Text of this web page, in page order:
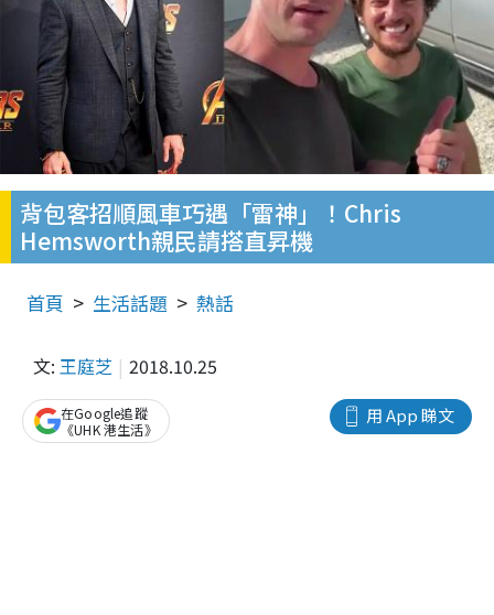
背包客招順風車巧遇「雷神」！Chris
Hemsworth親民請搭直昇機
首頁 生活話題 熱話
文: 王庭芝 2018.10.25
用 App 睇文
在Google追蹤
《UHK 港生活》